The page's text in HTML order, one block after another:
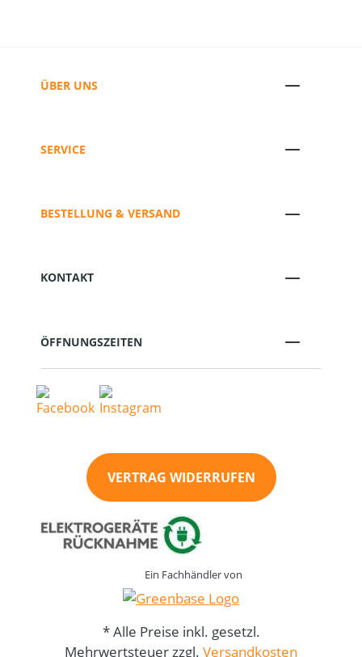
ÜBER UNS
SERVICE
BESTELLUNG & VERSAND
KONTAKT
ÖFFNUNGSZEITEN
VERTRAG WIDERRUFEN
Ein Fachhändler von
* Alle Preise inkl. gesetzl.
Mehrwertsteuer zzgl. Versandkosten